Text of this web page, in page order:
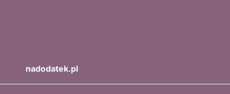
nadodatek.pl